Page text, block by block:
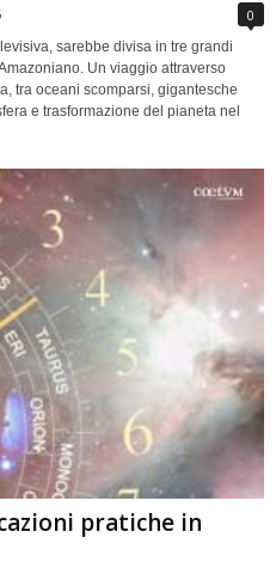
0
sarebbe divisa in tre grandi
Un viaggio attraverso
tra oceani scomparsi, gigantesche
e trasformazione del pianeta nel
pratiche in